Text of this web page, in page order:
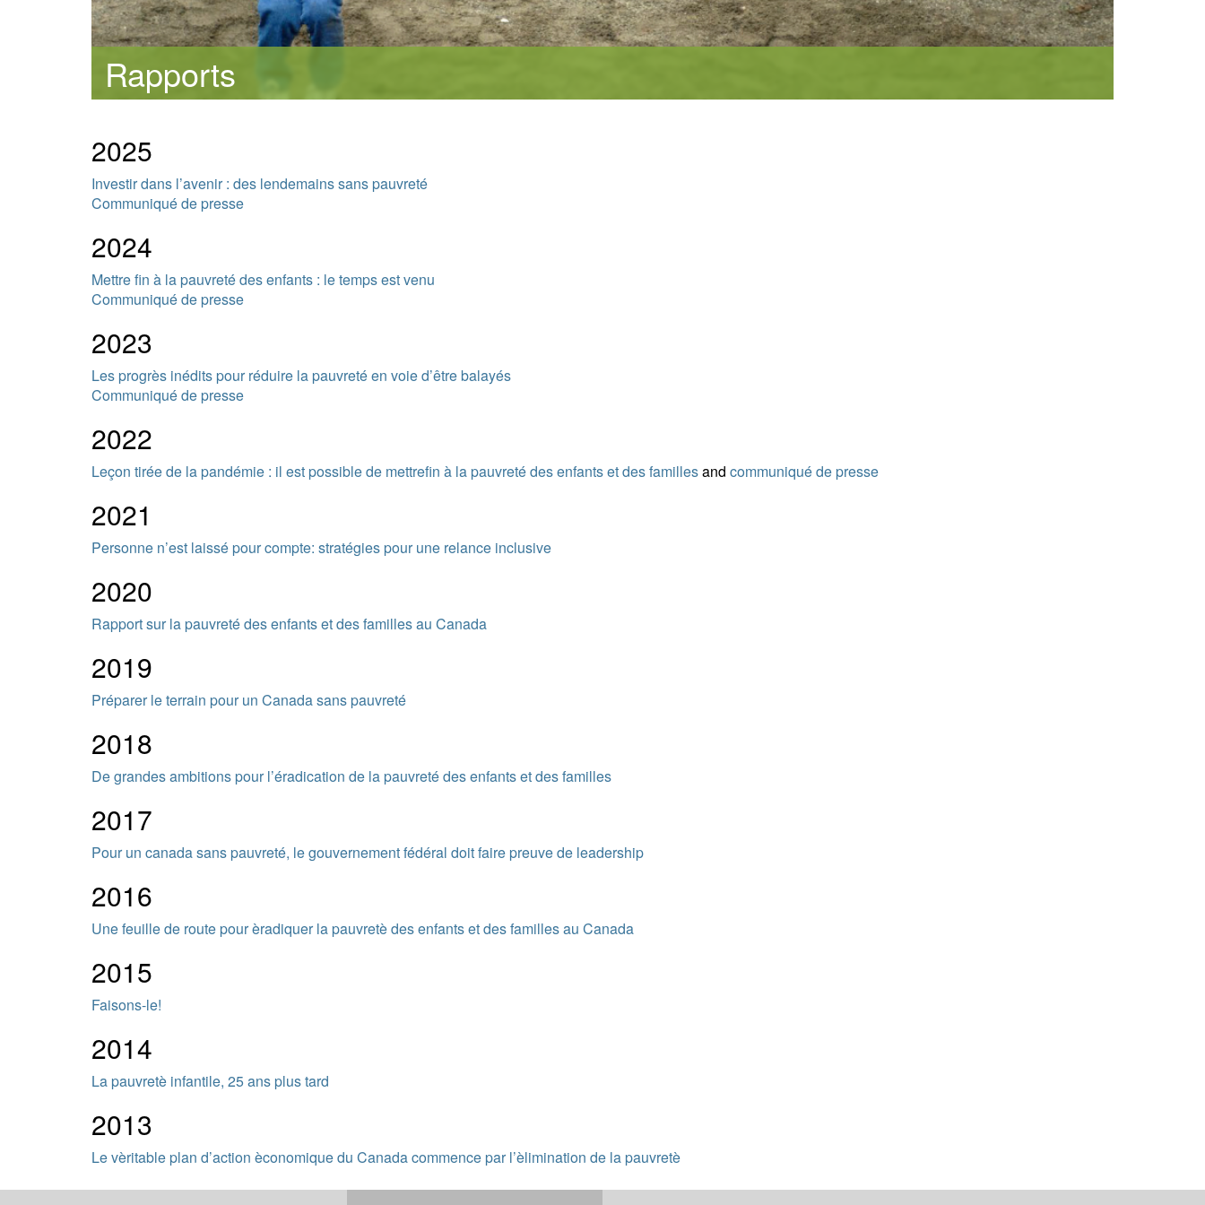
Rapports
2025
Investir dans l’avenir : des lendemains sans pauvreté
Communiqué de presse
2024
Mettre fin à la pauvreté des enfants : le temps est venu
Communiqué de presse
2023
Les progrès inédits pour réduire la pauvreté en voie d’être balayés
Communiqué de presse
2022
Leçon tirée de la pandémie : il est possible de mettrefin à la pauvreté des enfants et des famillesand communiqué de presse
2021
Personne n’est laissé pour compte: stratégies pour une relance inclusive
2020
Rapport sur la pauvreté des enfants et des familles au Canada
2019
Préparer le terrain pour un Canada sans pauvreté
2018
De grandes ambitions pour l’éradication de la pauvreté des enfants et des familles
2017
Pour un canada sans pauvreté, le gouvernement fédéral doit faire preuve de leadership
2016
Une feuille de route pour èradiquer la pauvretè des enfants et des familles au Canada
2015
Faisons-le!
2014
La pauvretè infantile, 25 ans plus tard
2013
Le vèritable plan d’action èconomique du Canada commence par l’èlimination de la pauvretè